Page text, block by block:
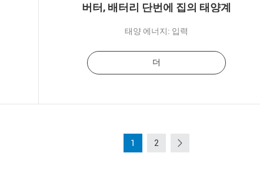
버터, 배터리 단번에 집의 태양계
태양 에너지: 입력
더
1 2